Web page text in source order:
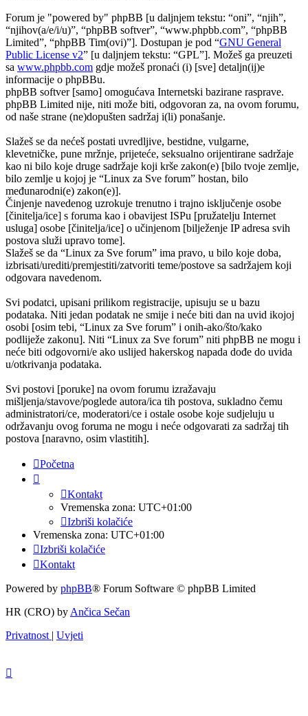
Forum je "powered by" phpBB [u daljnjem tekstu: “oni”, “njih”,
“njihov(a/e/i/u)”, “phpBB softver”, “www.phpbb.com”, “phpBB
Limited”, “phpBB Tim(ovi)”]. Dostupan je pod “GNU General
Public License v2” [u daljnjem tekstu: “GPL”]. Možeš ga preuzeti
sa www.phpbb.com gdje možeš pronaći (i) [sve] detaljn(ij)e
informacije o phpBBu.
phpBB softver [samo] omogućava Internetski bazirane rasprave.
phpBB Limited nije, niti može biti, odgovoran za, na ovom forumu,
od naše strane (ne)dopušten sadržaj i(li) ponašanje.
Slažeš se da nećeš postati uvredljive, bestidne, vulgarne,
klevetničke, pune mržnje, prijeteće, seksualno orijentirane sadržaje
kao ni bilo koje druge sadržaje koji krše zakon(e) [bilo tvoje zemlje,
bilo zemlje u kojoj je “Linux za Sve forum” hostan, bilo
međunarodni(e) zakon(e)].
Činjenje navedenog uzrokuje trenutno i trajno isključenje osobe
[činitelja/ice] s foruma kao i obavijest ISPu [pružatelju Internet
usluga] osobe [činitelja/ice] o učinjenom [bilježenje IP adresa svih
postova služi upravo tome].
Slažeš se da “Linux za Sve forum” ima pravo, u bilo koje doba,
izbrisati/urediti/premjestiti/zatvoriti teme/postove sa sadržajem koji
odgovara navedenom.
Svi podatci, upisani prilikom registracije, upisuju se u bazu
podataka. Niti jedan podatak ne smije i neće biti dan na uvid ikojoj
osobi [osim tebi, “Linux za Sve forum” i onih-ako/što/kako
podliježe zakonu]. Niti “Linux za Sve forum” niti phpBB ne mogu i
neće biti odgovorni/e ako uslijed hakerskog napada dođe do uvida
u/otkrivanja podataka.
Svi postovi [poruke] na ovom forumu izražavaju
mišljenja/stavove/poglede autora/ica tih postova, sukladno čemu
administratori/ce, moderatori/ce i ostale osobe koje sudjeluju u
održavanju ovog foruma ne mogu i neće odgovarati za sadržaj tih
postova [naravno, osim vlastitih].
Početna
Kontakt
Vremenska zona: UTC+01:00
Izbriši kolačiće
Vremenska zona: UTC+01:00
Izbriši kolačiće
Kontakt
Powered by phpBB® Forum Software © phpBB Limited
HR (CRO) by Ančica Sečan
Privatnost | Uvjeti